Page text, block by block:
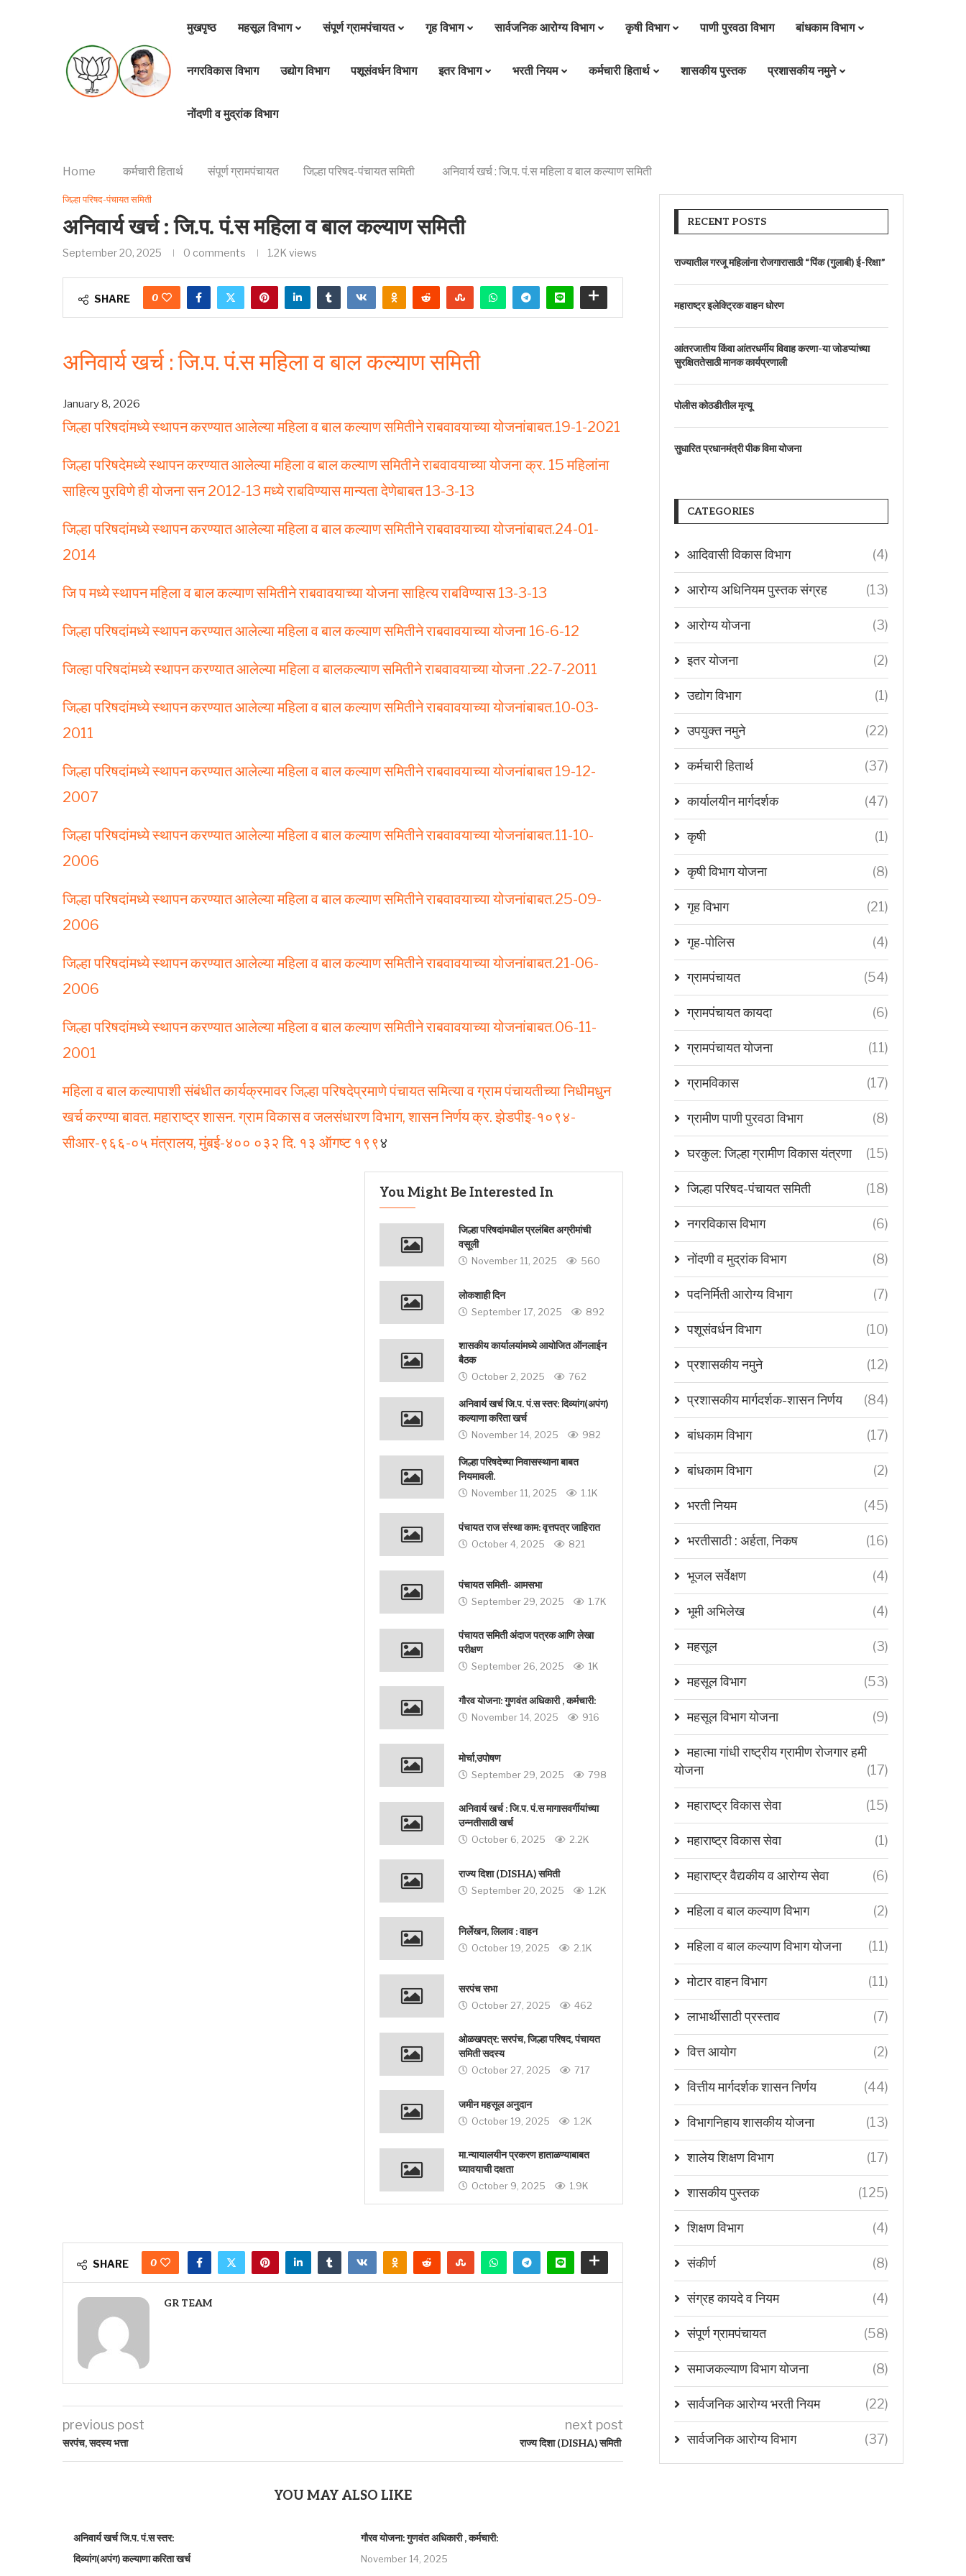
मुखपृष्ठ महसूल विभाग संपूर्ण ग्रामपंचायत गृह विभाग सार्वजनिक आरोग्य विभाग कृषी विभाग पाणी पुरवठा विभाग बांधकाम विभाग
नगरविकास विभाग उद्योग विभाग पशूसंवर्धन विभाग इतर विभाग भरती नियम कर्मचारी हितार्थ शासकीय पुस्तक प्रशासकीय नमुने
नोंदणी व मुद्रांक विभाग
Home कर्मचारी हितार्थ संपूर्ण ग्रामपंचायत जिल्हा परिषद-पंचायत समिती अनिवार्य खर्च : जि.प. पं.स महिला व बाल कल्याण समिती
जिल्हा परिषद-पंचायत समिती
अनिवार्य खर्च : जि.प. पं.स महिला व बाल कल्याण समिती
September 20, 2025 0 comments 1.2K views
SHARE 0
अनिवार्य खर्च : जि.प. पं.स महिला व बाल कल्याण समिती
January 8, 2026
जिल्हा परिषदांमध्ये स्थापन करण्यात आलेल्या महिला व बाल कल्याण समितीने राबवावयाच्या योजनांबाबत.19-1-2021
जिल्हा परिषदेमध्ये स्थापन करण्यात आलेल्या महिला व बाल कल्याण समितीने राबवावयाच्या योजना क्र. 15 महिलांना
साहित्य पुरविणे ही योजना सन 2012-13 मध्ये राबविण्यास मान्यता देणेबाबत 13-3-13
जिल्हा परिषदांमध्ये स्थापन करण्यात आलेल्या महिला व बाल कल्याण समितीने राबवावयाच्या योजनांबाबत.24-01-
2014
जि प मध्ये स्थापन महिला व बाल कल्याण समितीने राबवावयाच्या योजना साहित्य राबविण्यास 13-3-13
जिल्हा परिषदांमध्ये स्थापन करण्यात आलेल्या महिला व बाल कल्याण समितीने राबवावयाच्या योजना 16-6-12
जिल्‍हा परिषदांमध्‍ये स्‍थापन करण्‍यात आलेल्‍या महिला व बालकल्‍याण समितीने राबवावयाच्‍या योजना .22-7-2011
जिल्हा परिषदांमध्ये स्थापन करण्यात आलेल्या महिला व बाल कल्याण समितीने राबवावयाच्या योजनांबाबत.10-03-
2011
जिल्हा परिषदांमध्ये स्थापन करण्यात आलेल्या महिला व बाल कल्याण समितीने राबवावयाच्या योजनांबाबत 19-12-
2007
जिल्हा परिषदांमध्ये स्थापन करण्यात आलेल्या महिला व बाल कल्याण समितीने राबवावयाच्या योजनांबाबत.11-10-
2006
जिल्हा परिषदांमध्ये स्थापन करण्यात आलेल्या महिला व बाल कल्याण समितीने राबवावयाच्या योजनांबाबत.25-09-
2006
जिल्हा परिषदांमध्ये स्थापन करण्यात आलेल्या महिला व बाल कल्याण समितीने राबवावयाच्या योजनांबाबत.21-06-
2006
जिल्हा परिषदांमध्ये स्थापन करण्यात आलेल्या महिला व बाल कल्याण समितीने राबवावयाच्या योजनांबाबत.06-11-
2001
महिला व बाल कल्यापाशी संबंधीत कार्यक्रमावर जिल्हा परिषदेप्रमाणे पंचायत समित्या व ग्राम पंचायतीच्या निधीमधुन
खर्च करण्या बावत. महाराष्ट्र शासन. ग्राम विकास व जलसंधारण विभाग, शासन निर्णय क्र. झेडपीइ-१०९४-
सीआर-९६६-०५ मंत्रालय, मुंबई-४०० ०३२ दि. १३ ऑगष्ट १९९४
You Might Be Interested In
जिल्हा परिषदांमधील प्रलंबित अग्रीमांची
वसूली
November 11, 2025 560
लोकशाही दिन
September 17, 2025 892
शासकीय कार्यालयांमध्ये आयोजित ऑनलाईन
बैठक
October 2, 2025 762
अनिवार्य खर्च जि.प. पं.स स्तर: दिव्यांग(अपंग)
कल्याणा करिता खर्च
November 14, 2025 982
जिल्हा परिषदेच्या निवासस्थाना बाबत
नियमावली.
November 11, 2025 1.1K
पंचायत राज संस्था काम: वृत्तपत्र जाहिरात
October 4, 2025 821
पंचायत समिती- आमसभा
September 29, 2025 1.7K
पंचायत समिती अंदाज पत्रक आणि लेखा
परीक्षण
September 26, 2025 1K
गौरव योजना: गुणवंत अधिकारी , कर्मचारी:
November 14, 2025 916
मोर्चा,उपोषण
September 29, 2025 798
अनिवार्य खर्च : जि.प. पं.स मागासवर्गीयांच्या
उन्नतीसाठी खर्च
October 6, 2025 2.2K
राज्य दिशा (DISHA) समिती
September 20, 2025 1.2K
निर्लेखन, लिलाव : वाहन
October 19, 2025 2.1K
सरपंच सभा
October 27, 2025 462
ओळखपत्र: सरपंच, जिल्हा परिषद, पंचायत
समिती सदस्य
October 27, 2025 717
जमीन महसूल अनुदान
October 19, 2025 1.2K
मा.न्यायालयीन प्रकरण हाताळण्याबाबत
घ्यावयाची दक्षता
October 9, 2025 1.9K
SHARE 0
GR TEAM
previous post
सरपंच, सदस्य भत्ता
next post
राज्य दिशा (DISHA) समिती
YOU MAY ALSO LIKE
अनिवार्य खर्च जि.प. पं.स स्तर:
दिव्यांग(अपंग) कल्याणा करिता खर्च
गौरव योजना: गुणवंत अधिकारी , कर्मचारी:
November 14, 2025
RECENT POSTS
राज्यातील गरजू महिलांना रोजगारासाठी “पिंक (गुलाबी) ई-रिक्षा”
महाराष्ट्र इलेक्ट्रिक वाहन धोरण
आंतरजातीय किंवा आंतरधर्मीय विवाह करणा-या जोडप्यांच्या
सुरक्षिततेसाठी मानक कार्यप्रणाली
पोलीस कोठडीतील मृत्यू
सुधारित प्रधानमंत्री पीक विमा योजना
CATEGORIES
आदिवासी विकास विभाग (4)
आरोग्य अधिनियम पुस्तक संग्रह (13)
आरोग्य योजना (3)
इतर योजना (2)
उद्योग विभाग (1)
उपयुक्त नमुने (22)
कर्मचारी हितार्थ (37)
कार्यालयीन मार्गदर्शक (47)
कृषी (1)
कृषी विभाग योजना (8)
गृह विभाग (21)
गृह-पोलिस (4)
ग्रामपंचायत (54)
ग्रामपंचायत कायदा (6)
ग्रामपंचायत योजना (11)
ग्रामविकास (17)
ग्रामीण पाणी पुरवठा विभाग (8)
घरकुल: जिल्हा ग्रामीण विकास यंत्रणा (15)
जिल्हा परिषद-पंचायत समिती (18)
नगरविकास विभाग (6)
नोंदणी व मुद्रांक विभाग (8)
पदनिर्मिती आरोग्य विभाग (7)
पशूसंवर्धन विभाग (10)
प्रशासकीय नमुने (12)
प्रशासकीय मार्गदर्शक-शासन निर्णय (84)
बांधकाम विभाग (17)
बांधकाम विभाग (2)
भरती नियम (45)
भरतीसाठी : अर्हता, निकष (16)
भूजल सर्वेक्षण (4)
भूमी अभिलेख (4)
महसूल (3)
महसूल विभाग (53)
महसूल विभाग योजना (9)
महात्मा गांधी राष्ट्रीय ग्रामीण रोजगार हमी
योजना
(17)
महाराष्ट्र विकास सेवा (15)
महाराष्ट्र विकास सेवा (1)
महाराष्ट्र वैद्यकीय व आरोग्य सेवा (6)
महिला व बाल कल्याण विभाग (2)
महिला व बाल कल्याण विभाग योजना (11)
मोटार वाहन विभाग (11)
लाभार्थीसाठी प्रस्ताव (7)
वित्त आयोग (2)
वित्तीय मार्गदर्शक शासन निर्णय (44)
विभागनिहाय शासकीय योजना (13)
शालेय शिक्षण विभाग (17)
शासकीय पुस्तक (125)
शिक्षण विभाग (4)
संकीर्ण (8)
संग्रह कायदे व नियम (4)
संपूर्ण ग्रामपंचायत (58)
समाजकल्याण विभाग योजना (8)
सार्वजनिक आरोग्य भरती नियम (22)
सार्वजनिक आरोग्य विभाग (37)